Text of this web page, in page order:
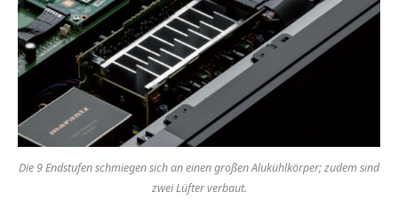
Die 9 Endstufen schmiegen sich an einen großen Alukühlkörper; zudem sind
zwei Lüfter verbaut.